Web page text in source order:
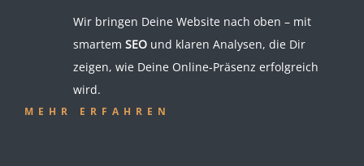
Wir bringen Deine Website nach oben – mit
smartem SEOund klaren Analysen, die Dir
zeigen, wie Deine Online-Präsenz erfolgreich
wird.
MEHR ERFAHREN